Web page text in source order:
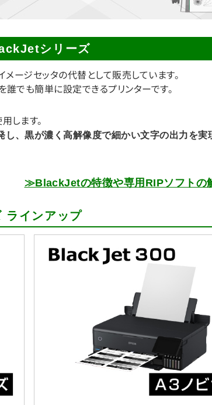
シリーズ
ージセッタの代替として販売しています。
でも簡単に設定できるプリンターです。
します。
、黒が濃く高解像度で細かい文字の出力を実
≫BlackJetの特徴や専用RIPソフトの
ラインアップ